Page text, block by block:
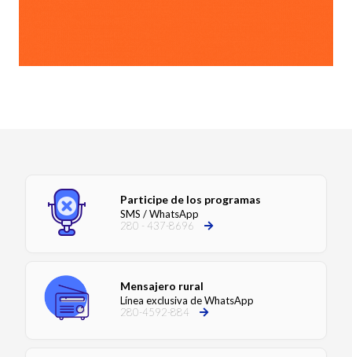
Participe de los programas
SMS / WhatsApp
280 - 437-8696
Mensajero rural
Línea exclusiva de WhatsApp
280-4592-884